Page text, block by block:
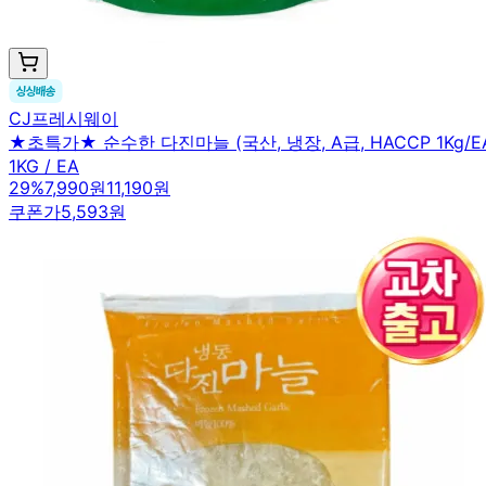
CJ프레시웨이
★초특가★ 순수한 다진마늘 (국산, 냉장, A급, HACCP 1Kg/
1KG / EA
29%7,990원11,190원
쿠폰가5,593원